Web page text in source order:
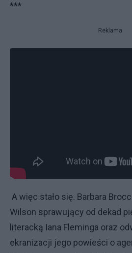
***
Reklama
A więc stało się. Barbara
Wilson sprawujący od dekad
literacką Iana Fleminga oraz
ekranizacji jego powieści o